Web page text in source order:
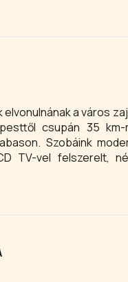
a város
csupán 35
Szobáink
TV-vel felszerelt,